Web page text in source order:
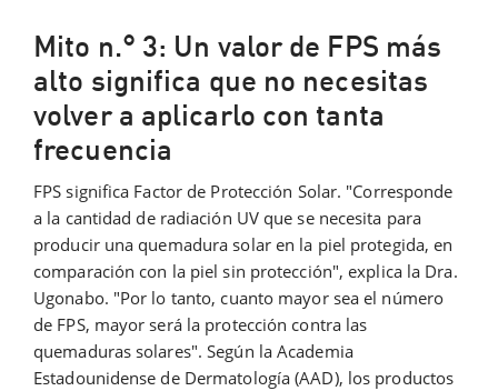
Mito n.° 3: Un valor de FPS más
alto significa que no necesitas
volver a aplicarlo con tanta
frecuencia
FPS significa Factor de Protección Solar. "Corresponde
a la cantidad de radiación UV que se necesita para
producir una quemadura solar en la piel protegida, en
comparación con la piel sin protección", explica la Dra.
Ugonabo. "Por lo tanto, cuanto mayor sea el número
de FPS, mayor será la protección contra las
quemaduras solares". Según la Academia
Estadounidense de Dermatología (AAD), los productos